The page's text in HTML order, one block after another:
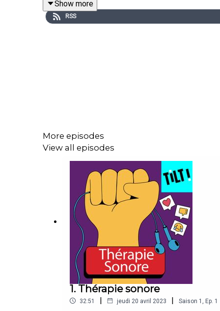
Show more
RSS
More episodes
View all episodes
1. Thérapie sonore
32:51 | jeudi 20 avril 2023 | Saison 1 Ep. 1